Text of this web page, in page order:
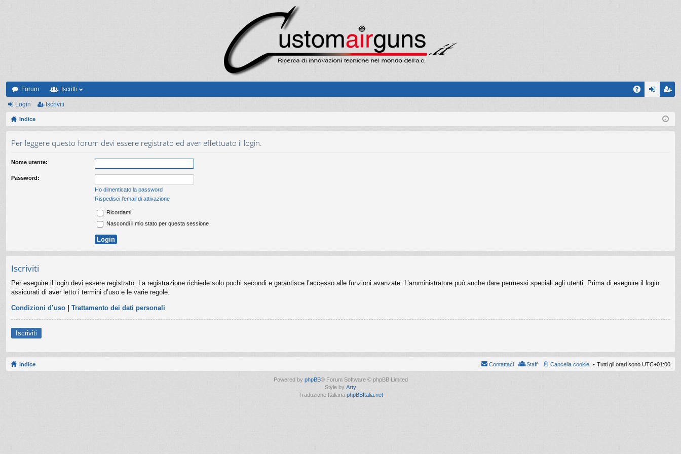
Forum Iscritti
riv
Login Iscriviti
Indice
Per leggere questo forum devi essere registrato ed aver effettuato il login.
Nome utente:
Password:
Ho dimenticato la password
Rispedisci l’email di attivazione
Ricordami
Nascondi il mio stato per questa sessione
Iscriviti
Per eseguire il login devi essere registrato. La registrazione richiede solo pochi secondi e garantisce l’accesso alle funzioni avanzate. L’amministratore può anche dare permessi speciali agli utenti. Prima di eseguire il login
assicurati di aver letto i termini d’uso e le varie regole.
Condizioni d’uso | Trattamento dei dati personali
Iscriviti
Indice Tutti gli orari sono UTC+01:00
Cancella cookie
Staff
Contattaci
Powered by phpBB® Forum Software © phpBB Limited
Style by Arty
Traduzione Italiana phpBBItalia.net